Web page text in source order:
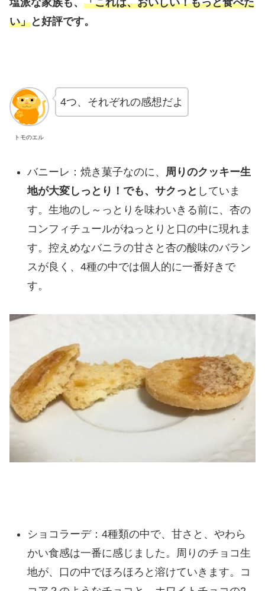
塩派な家族も、 「これは、おいしい！もっと食べた
い」と好評です。
トモのエル
4つ、それぞれの感想だよ
バニーレ：焼き菓子なのに、
周りのクッキー生
地が大変しっとり！でも、サクっと していま
す。生地のし～っとりを味わいきる前に、杏の
コンフィチュールがねっとりと口の中に現れま
す。控えめなバニラの甘さと杏の酸味のバラン
スが良く、4種の中では個人的に一番好きで
す。
ショコラーデ：4種類の中で、甘さと、やわら
かい食感は一番に感じました。周りのチョコ生
地が、口の中でほろほろと溶けていきます。コ